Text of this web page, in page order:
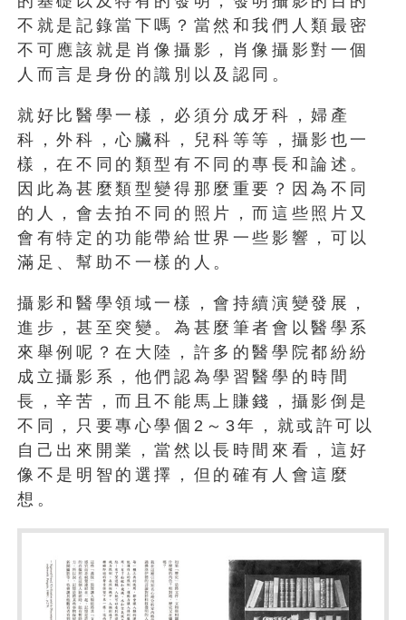
不就是記錄當下嗎？當然和我們人類最密
不可應該就是肖像攝影，肖像攝影對一個
人而言是身份的識別以及認同。
就好比醫學一樣，必須分成牙科，婦產
科，外科，心臟科，兒科等等，攝影也一
樣，在不同的類型有不同的專長和論述。
因此為甚麼類型變得那麼重要？因為不同
的人，會去拍不同的照片，而這些照片又
會有特定的功能帶給世界一些影響，可以
滿足、幫助不一樣的人。
攝影和醫學領域一樣，會持續演變發展，
進步，甚至突變。為甚麼筆者會以醫學系
來舉例呢？在大陸，許多的醫學院都紛紛
成立攝影系，他們認為學習醫學的時間
長，辛苦，而且不能馬上賺錢，攝影倒是
不同，只要專心學個2～3年，就或許可以
自己出來開業，當然以長時間來看，這好
像不是明智的選擇，但的確有人會這麼
想。